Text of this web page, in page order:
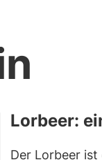
Lorbeer:
Der Lorbeer